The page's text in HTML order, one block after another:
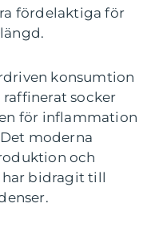
fördelaktiga för
konsumtion
socker
för inflammation
moderna
och
har bidragit till